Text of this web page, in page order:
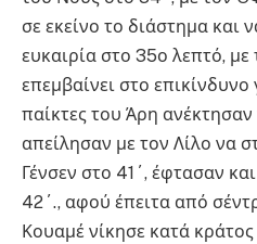
σε εκείνο το διάστημα και
ευκαιρία στο 35ο λεπτό,
επεμβαίνει στο
παίκτες του Άρη
απείλησαν με τον Λίλο να
Γένσεν στο 41΄, έφτασαν
42΄., αφού έπειτα από
Κουαμέ νίκησε κατά